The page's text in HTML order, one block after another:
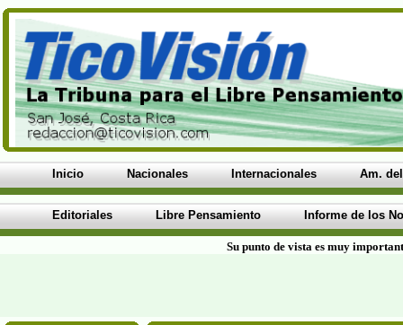
Inicio Nacionales Internacionales Am.
Editoriales Libre Pensamiento Informe de los
Su punto de vista es muy